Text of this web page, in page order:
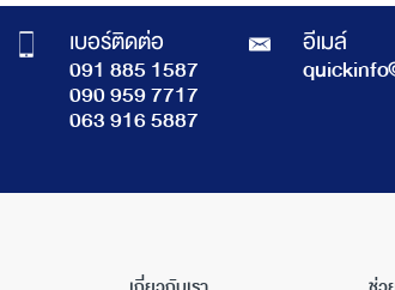
เบอร์ติดต่อ
091 885 1587
090 959 7717
063 916 5887
อีเมล์